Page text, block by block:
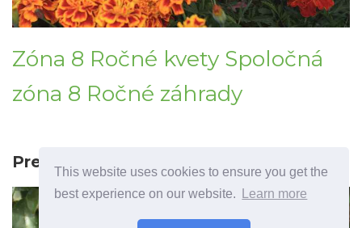
This website uses cookies to ensure you get the
best experience on our website.
Learn more
Zóna 8 Ročné kvety Spoločná
zóna 8 Ročné záhrady
Predchádzajúci článok